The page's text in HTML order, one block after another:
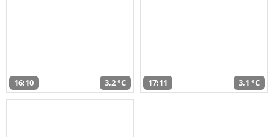
16:10 3,2 °C 17:11 3,1 °C